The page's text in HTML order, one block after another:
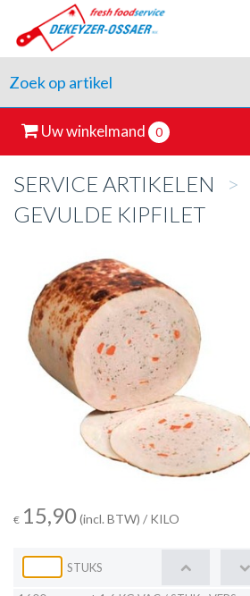
Uw winkelmand 0
SERVICE ARTIKELEN >
GEVULDE KIPFILET
€ 15,90(incl. BTW) / KILO
STUKS